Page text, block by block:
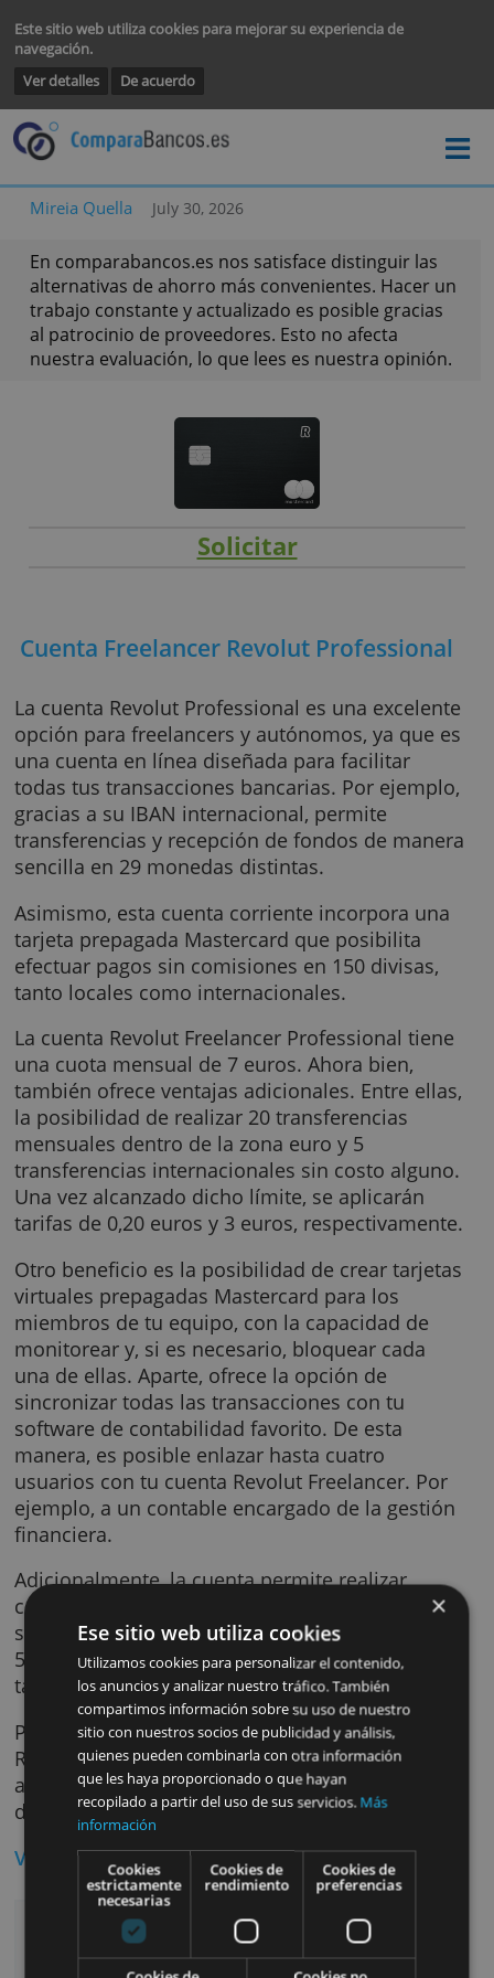
Este sitio web utiliza cookies para mejorar su experiencia de
navegación.
Ver detalles De acuerdo
En comparabancos.es nos satisface distinguir
alternativas de ahorro más convenientes. Hacer
trabajo constante y actualizado es posible
Cuenta Freelancer Revolut
La cuenta Revolut Professional es una
opción para freelancers y autónomos, ya
una cuenta en línea diseñada para facilitar
gracias a su IBAN internacional, permite
transferencias y recepción de fondos de
sencilla en 29 monedas distintas.
Asimismo, esta cuenta corriente incorpora
tarjeta prepagada Mastercard que posibilita
efectuar pagos sin comisiones en 150
tanto locales como internacionales.
La cuenta Revolut Freelancer Professional
una cuota mensual de 7 euros. Ahora bien,
también ofrece ventajas adicionales. Entre
la posibilidad de realizar 20 transferencias
mensuales dentro de la zona euro y 5
transferencias internacionales sin costo
Una vez alcanzado dicho límite, se aplicarán
tarifas de 0,20 euros y 3 euros,
Otro beneficio es la posibilidad de crear
virtuales prepagadas Mastercard para los
miembros de tu equipo, con la capacidad de
monitorear y, si es necesario, bloquear cada
sincronizar todas las transacciones con tu
software de contabilidad favorito. De esta
manera, es posible enlazar hasta cuatro
usuarios con tu cuenta Revolut Freelancer.
ejemplo, a un contable encargado de la
financiera.
Adicionalmente, la cuenta permite realizar
cambios de divisa de manera ágil y sin
siempre y cuando la cantidad no supere los
5.000 euros. En caso contrario, se aplicará
tasa del 0,4% sobre el monto solicitado.
Por último, es importante mencionar que
Ese sitio web utiliza cookies
Utilizamos cookies para personalizar el contenido,
los anuncios y analizar nuestro tráfico. También
compartimos información sobre su uso de nuestro
sitio con nuestros socios de publicidad y análisis,